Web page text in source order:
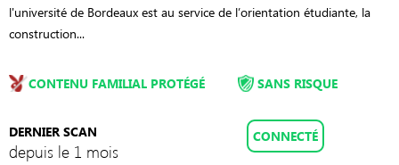
l'université de Bordeaux est au service de l’orientation étudiante, la
construction...
CONTENU FAMILIAL PROTÉGÉ
DERNIER SCAN
depuis le 1 mois
SANS RISQUE
CONNECTÉ